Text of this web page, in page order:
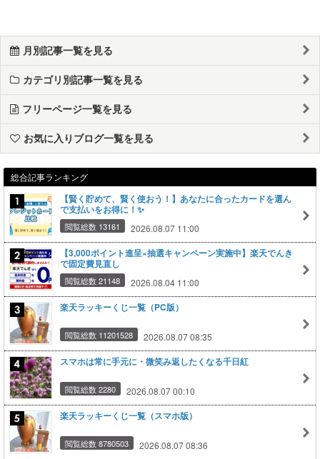
月別記事一覧を見る
カテゴリ別記事一覧を見る
フリーページ一覧を見る
お気に入りブログ一覧を見る
総合記事ランキング
【賢く貯めて、賢く使おう！】あなたに合ったカードを選ん
で支払いをお得に！✨
閲覧総数 13161 2026.08.07 11:00
【3,000ポイント進呈×抽選キャンペーン実施中】楽天でんき
で固定費見直し
閲覧総数 21148 2026.08.04 11:00
楽天ラッキーくじ一覧（PC版）
閲覧総数 11201528 2026.08.07 08:35
スマホは常に手元に・微笑み返したくなる千日紅
閲覧総数 2280 2026.08.07 00:10
楽天ラッキーくじ一覧（スマホ版）
閲覧総数 8780503 2026.08.07 08:36